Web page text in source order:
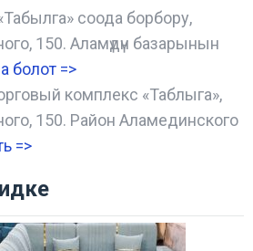
соода борбору,
150. Аламүдүн базарынын
болот =>
комплекс «Таблыга»,
150. Район Аламединского
=>